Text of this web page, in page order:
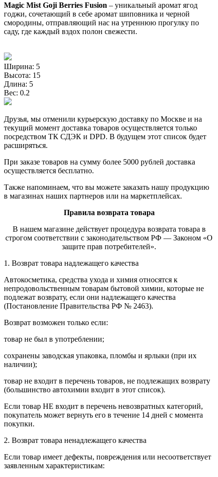
Magic Mist Goji Berries Fusion – уникальный аромат ягод
годжи, сочетающий в себе аромат шиповника и черной
смородины, отправляющий нас на утреннюю прогулку по
саду, где каждый вздох полон свежести.
Ширина: 5
Высота: 15
Длина: 5
Вес: 0.2
Друзья, мы отменили курьерскую доставку по Москве и на
текущий момент доставка товаров осуществляется только
посредством ТК СДЭК и DPD. В будущем этот список будет
расширяться.
При заказе товаров на сумму более 5000 рублей доставка
осуществляется бесплатно.
Также напоминаем, что вы можете заказать нашу продукцию
в магазинах наших партнеров или на маркетплейсах.
Правила возврата товара
В нашем магазине действует процедура возврата товара в
строгом соответствии с законодательством РФ — Законом «О
защите прав потребителей».
1. Возврат товара надлежащего качества
Автокосметика, средства ухода и химия относятся к
непродовольственным товарам бытовой химии, которые не
подлежат возврату, если они надлежащего качества
(Постановление Правительства РФ № 2463).
Возврат возможен только если:
товар не был в употреблении;
сохранены заводская упаковка, пломбы и ярлыки (при их
наличии);
товар не входит в перечень товаров, не подлежащих возврату
(большинство автохимии входит в этот список).
Если товар НЕ входит в перечень невозвратных категорий,
покупатель может вернуть его в течение 14 дней с момента
покупки.
2. Возврат товара ненадлежащего качества
Если товар имеет дефекты, повреждения или несоответствует
заявленным характеристикам: